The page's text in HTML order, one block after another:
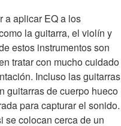
a aplicar EQ a los
la guitarra, el violín y
estos instrumentos son
tratar con mucho cuidado
Incluso las guitarras
guitarras de cuerpo hueco
para capturar el sonido.
se colocan cerca de un